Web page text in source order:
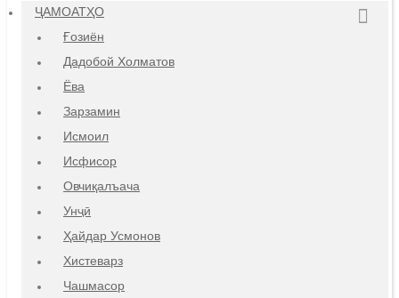
ҶАМОАТҲО
Ғозиён
Дадобой Холматов
Ёва
Зарзамин
Исмоил
Исфисор
Овчиқалъача
Унҷӣ
Ҳайдар Усмонов
Хистеварз
Чашмасор